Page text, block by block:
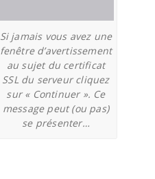
Si jamais vous avez une
fenêtre d’avertissement
au sujet du certificat
SSL du serveur cliquez
sur « Continuer ». Ce
message peut (ou pas)
se présenter…